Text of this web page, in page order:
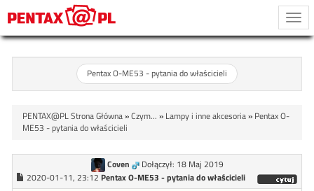
Pentax O-ME53 - pytania do właścicieli
PENTAX@PL Strona Główna»Czym... » Lampy i inne akcesoria» Pentax O-
ME53 - pytania do właścicieli
Coven
Dołączył: 18 Maj 2019
2020-01-11, 23:12 Pentax O-ME53 - pytania do właścicieli